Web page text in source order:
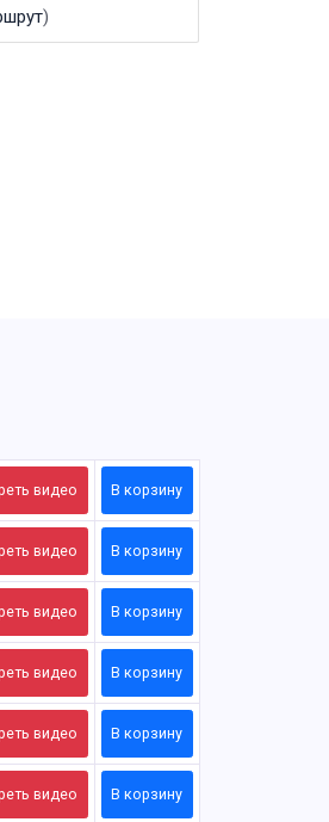
)
видео В корзину
видео В корзину
видео В корзину
видео В корзину
видео В корзину
видео В корзину